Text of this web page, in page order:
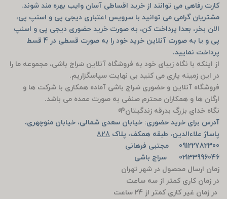
کارت رفاهی می توانند از خرید اقساطی آسان وایب بهره مند شوند.
مشتریان گرامی می توانید با سرویس اعتباری دیجی پی و اسنپ پی،
الان بخر، بعدا پرداخت کن، به صورت خرید حضوری دیجی پی و اسنپ
پی و یا به صورت آنلاین خرید خود را به صورت قسطی در 4 قسط
پرداخت نمایید.
از اینکه با نگاه زیبای خود به فروشگاه آنلاین سَراج باشی، مجموعه ما را
در این زمینه یاری می کنید بی نهایت سپاسگزاریم.
فروشگاه آنلاین و حضوری سَراج باشی آماده همکاری با شرکت ها و
ارگان ها و همکاران محترم صنفی به صورت عمده می باشد.
نگاه خدای بزرگ بدرقه زندگیتان🌱
آدرس برای خرید حضوری: خیابان سعدی شمالی، خیابان منوچهری،
پاساژ علاءالدین، طبقه همکف، پلاک 828
09122782300 مجتبی فرهانی
02133996046 سراج باشی
زمان ارسال محصول در شهر تهران
در زمان کاری کمتر از سه ساعت
در زمان غیر کاری کمتر از 24 ساعت